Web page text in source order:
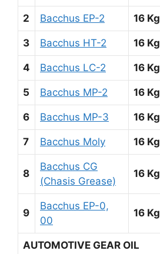
2 Bacchus EP-2 16 Kg
3 Bacchus HT-2 16 Kg
4 Bacchus LC-2 16 Kg
5 Bacchus MP-2 16 Kg
6 Bacchus MP-3 16 Kg
7 Bacchus Moly 16 Kg
8
Bacchus CG
(Chasis Grease)
16 Kg
9
Bacchus EP-0,
00
16 Kg
AUTOMOTIVE GEAR OIL